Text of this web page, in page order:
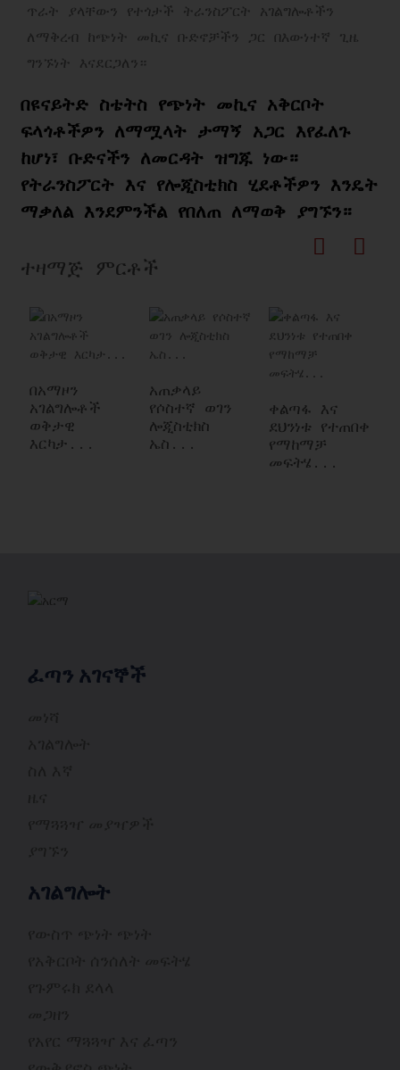
ጥራት ያላቸውን የተጎታች ትራንስፖርት አገልግሎቶችን
ለማቅረብ ከጭነት መኪና ቡድኖቻችን ጋር በእውነተኛ ጊዜ
ግንኙነት እናደርጋለን።
በዩናይትድ ስቴትስ የጭነት መኪና አቅርቦት
ፍላጎቶችዎን ለማሟላት ታማኝ አጋር እየፈለጉ
ከሆነ፣ ቡድናችን ለመርዳት ዝግጁ ነው።
የትራንስፖርት እና የሎጂስቲክስ ሂደቶችዎን እንዴት
ማቃለል እንደምንችል የበለጠ ለማወቅ ያግኙን።
ተዛማጅ ምርቶች
በአማዞን
አገልግሎቶች
ወቅታዊ
እርካታ...
አጠቃላይ
የሶስተኛ ወገን
ሎጂስቲክስ
ኤስ...
ቀልጣፋ እና
ደህንነቱ የተጠበቀ
የማከማቻ
መፍትሄ...
ፈጣን አገናኞች
አገልግሎት